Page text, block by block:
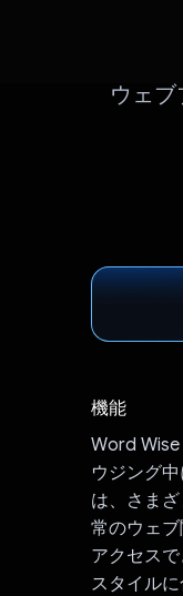
ウェ
機能
Word Wise
ウジング
は、さま
常のウェ
アクセス
スタイル